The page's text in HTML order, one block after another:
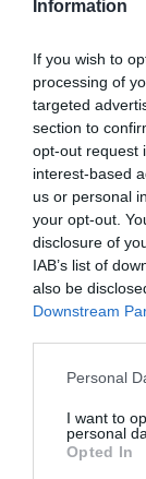
Information
If you wish to
processing of
targeted
section to
opt-out request
interest-based
us or personal
your opt-out.
disclosure of
IAB’s list of
also be
Downstream
Personal
I want to
personal
Opted In
Ψυχάληςκαι
Σχεδιασμού
Δημήτρης
Απριλίου
υπηρεσιών
λύσεις της
time
αποκομιδής
Εκδήλωση
Ο Διευθυντής